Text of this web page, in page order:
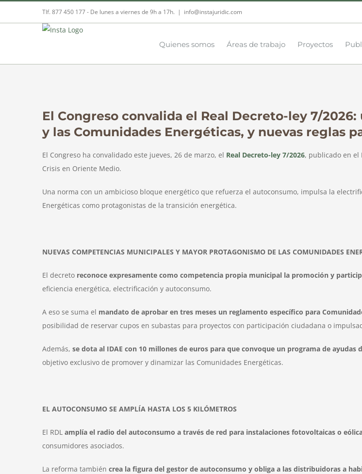
Tlf. 877 450 177‬ - De lunes a viernes de 9h a 17h. | info@instajuridic.com
Quienes somos Áreas de trabajo Proyectos
Larger
Image
El Congreso convalida el Real Decreto-ley 7/
y las Comunidades Energéticas, y nuevas reglas
El Congreso ha convalidado este jueves, 26 de marzo, el Real Decreto-ley 7/2026, publicado en el
Crisis en Oriente Medio.
Una norma con un ambicioso bloque energético que refuerza el autoconsumo, impulsa la
Energéticas como protagonistas de la transición energética.
NUEVAS COMPETENCIAS MUNICIPALES Y MAYOR PROTAGONISMO DE LAS COMUNIDADES
El decreto reconoce expresamente como competencia propia municipal la promoción y
eficiencia energética, electrificación y autoconsumo.
A eso se suma el mandato de aprobar en tres meses un reglamento específico para
posibilidad de reservar cupos en subastas para proyectos con participación ciudadana o
Además, se dota al IDAE con 10 millones de euros para que convoque un programa de
objetivo exclusivo de promover y dinamizar las Comunidades Energéticas.
EL AUTOCONSUMO SE AMPLÍA HASTA LOS 5 KILÓMETROS
El RDL amplía el radio del autoconsumo a través de red para instalaciones fotovoltaicas o
consumidores asociados.
La reforma también crea la figura del gestor de autoconsumo y obliga a las distribuidoras a